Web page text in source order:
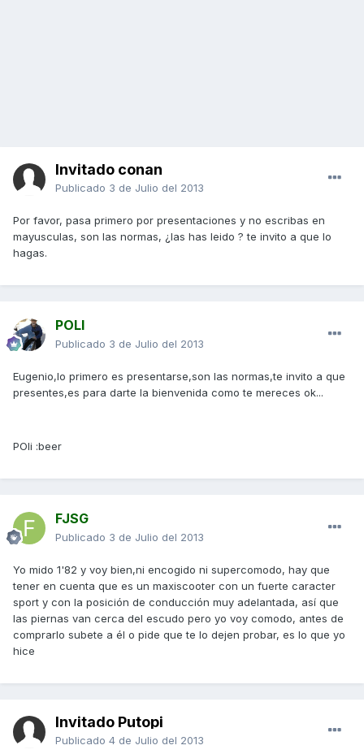
Invitado conan
Publicado 3 de Julio del 2013
Por favor, pasa primero por presentaciones y no escribas en
mayusculas, son las normas, ¿las has leido ? te invito a que lo
hagas.
POLI
Publicado 3 de Julio del 2013
Eugenio,lo primero es presentarse,son las normas,te invito a que
presentes,es para darte la bienvenida como te mereces ok...
POli :beer
FJSG
Publicado 3 de Julio del 2013
Yo mido 1'82 y voy bien,ni encogido ni supercomodo, hay que
tener en cuenta que es un maxiscooter con un fuerte caracter
sport y con la posición de conducción muy adelantada, así que
las piernas van cerca del escudo pero yo voy comodo, antes de
comprarlo subete a él o pide que te lo dejen probar, es lo que yo
hice
Invitado Putopi
Publicado 4 de Julio del 2013